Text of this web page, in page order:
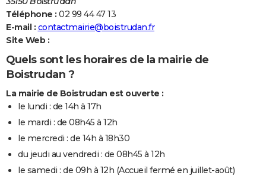
Téléphone : 02 99 44 47 13
E-mail : contactmairie@boistrudan.fr
Site Web :
Quels sont les horaires de la mairie de
Boistrudan ?
La mairie de Boistrudan est ouverte :
le lundi : de 14h à 17h
le mardi : de 08h45 à 12h
le mercredi : de 14h à 18h30
du jeudi au vendredi : de 08h45 à 12h
le samedi : de 09h à 12h (Accueil fermé en juillet-août)